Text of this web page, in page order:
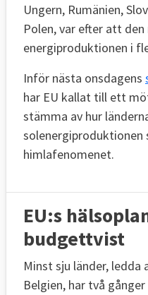
Ungern, Rumänien,
Polen, var efter att
energiproduktionen i
Inför nästa onsdagens
har EU kallat till ett
stämma av hur
solenergiproduktionen
himlafenomenet.
EU:s
budgettvist
Minst sju länder, ledda
Belgien, har två